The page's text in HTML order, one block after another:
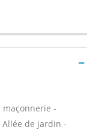
maçonnerie -
Allée de jardin -